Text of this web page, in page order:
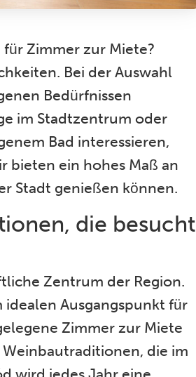
für Zimmer zur Miete?
Bei der Auswahl
Bedürfnissen
im Stadtzentrum oder
Bad interessieren,
bieten ein hohes Maß an
Stadt genießen können.
, die besucht
Zentrum der Region.
Ausgangspunkt für
Zimmer zur Miete
die im